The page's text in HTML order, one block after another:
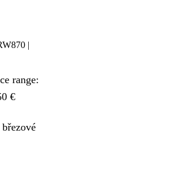
|
range:
€